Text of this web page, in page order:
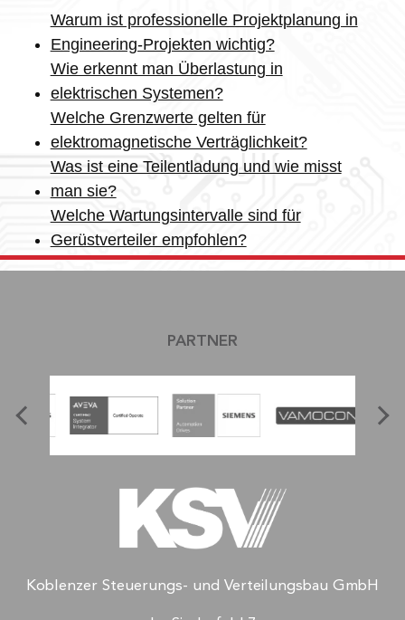
Warum ist professionelle Projektplanung in
Engineering-Projekten wichtig?
Wie erkennt man Überlastung in
elektrischen Systemen?
Welche Grenzwerte gelten für
elektromagnetische Verträglichkeit?
Was ist eine Teilentladung und wie misst
man sie?
Welche Wartungsintervalle sind für
Gerüstverteiler empfohlen?
PARTNER
Koblenzer Steuerungs- und Verteilungsbau GmbH